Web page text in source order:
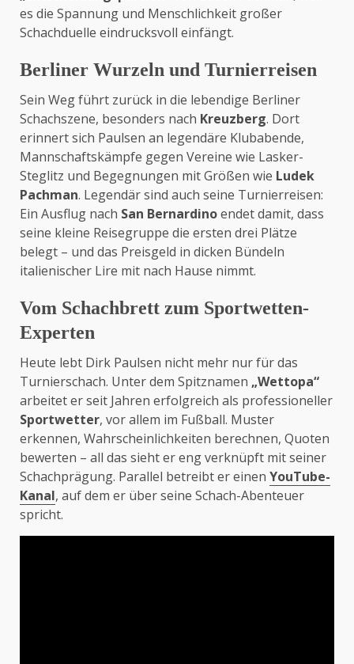
es die Spannung und Menschlichkeit großer
Schachduelle eindrucksvoll einfängt.
Berliner Wurzeln und Turnierreisen
Sein Weg führt zurück in die lebendige Berliner
Schachszene, besonders nach Kreuzberg. Dort
erinnert sich Paulsen an legendäre Klubabende,
Mannschaftskämpfe gegen Vereine wie Lasker-
Steglitz und Begegnungen mit Größen wie Ludek
Pachman. Legendär sind auch seine Turnierreisen:
Ein Ausflug nach San Bernardinoendet damit, dass
seine kleine Reisegruppe die ersten drei Plätze
belegt – und das Preisgeld in dicken Bündeln
italienischer Lire mit nach Hause nimmt.
Vom Schachbrett zum Sportwetten-
Experten
Heute lebt Dirk Paulsen nicht mehr nur für das
Turnierschach. Unter dem Spitznamen „Wettopa“
arbeitet er seit Jahren erfolgreich als professioneller
Sportwetter, vor allem im Fußball. Muster
erkennen, Wahrscheinlichkeiten berechnen, Quoten
bewerten – all das sieht er eng verknüpft mit seiner
Schachprägung. Parallel betreibt er einen YouTube-
Kanal, auf dem er über seine Schach-Abenteuer
spricht.